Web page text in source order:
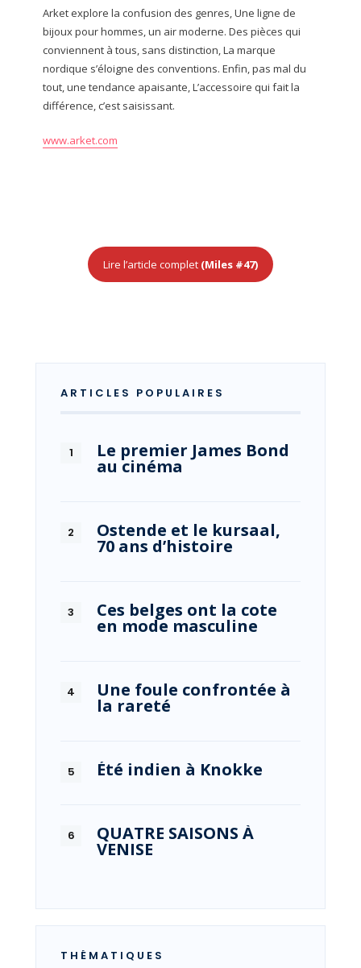
Arket explore la confusion des genres, Une ligne de
bijoux pour hommes, un air moderne. Des pièces qui
conviennent à tous, sans distinction, La marque
nordique s’éloigne des conventions. Enfin, pas mal du
tout, une tendance apaisante, L’accessoire qui fait la
différence, c’est saisissant.
www.arket.com
Lire l’article complet (Miles #47)
ARTICLES POPULAIRES
Le premier James Bond
au cinéma
Ostende et le kursaal,
70 ans d’histoire
Ces belges ont la cote
en mode masculine
Une foule confrontée à
la rareté
Été indien à Knokke
QUATRE SAISONS À
VENISE
THÉMATIQUES